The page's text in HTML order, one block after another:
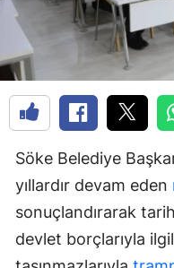
Söke Belediye
yıllardır devam eden
sonuçlandırarak
devlet borçlarıyla